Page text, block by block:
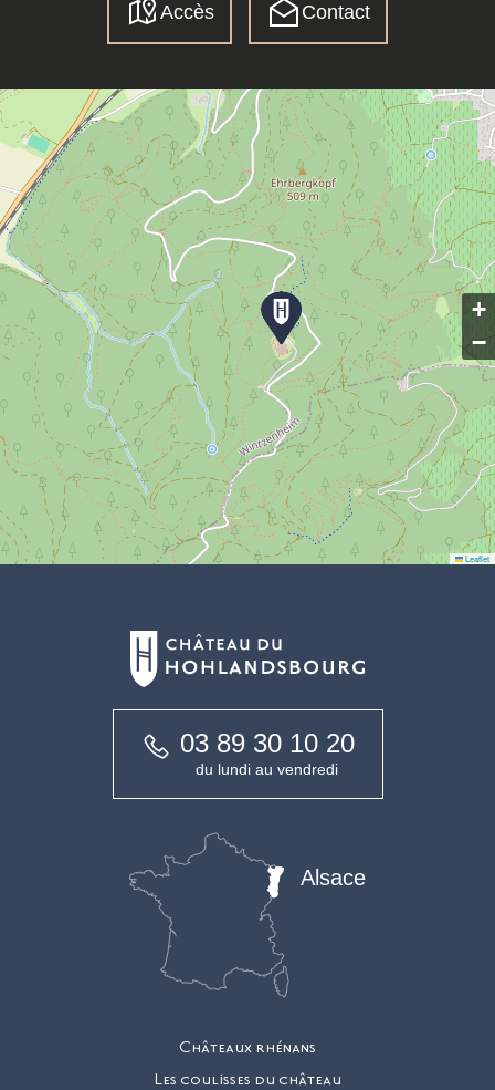
Accès Contact
+
−
Leaflet
03 89 30 10 20
du lundi au vendredi
Châteaux rhénans
Les coulisses du château
Alsace